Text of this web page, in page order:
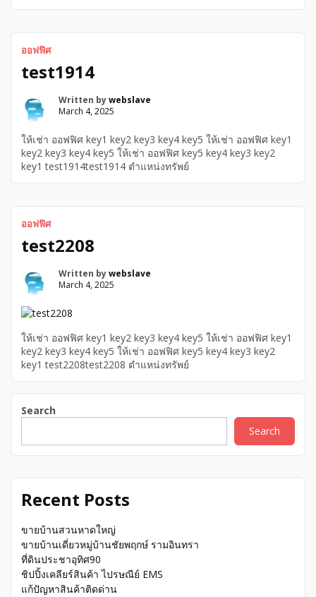
ออฟฟิศ
test1914
Written bywebslave
March 4, 2025
ให้เช่า ออฟฟิศ key1 key2 key3 key4 key5 ให้เช่า ออฟฟิศ key1
key2 key3 key4 key5 ให้เช่า ออฟฟิศ key5 key4 key3 key2
key1 test1914test1914 ตำแหน่งทรัพย์
ออฟฟิศ
test2208
Written bywebslave
March 4, 2025
ให้เช่า ออฟฟิศ key1 key2 key3 key4 key5 ให้เช่า ออฟฟิศ key1
key2 key3 key4 key5 ให้เช่า ออฟฟิศ key5 key4 key3 key2
key1 test2208test2208 ตำแหน่งทรัพย์
Search
Search
Recent Posts
ขายบ้านสวนหาดใหญ่
ขายบ้านเดี่ยวหมู่บ้านชัยพฤกษ์ รามอินทรา
ที่ดินประชาอุทิศ90
ชิปปิ้งเคลียร์สินค้า ไปรษณีย์ EMS
แก้ปัญหาสินค้าติดด่าน